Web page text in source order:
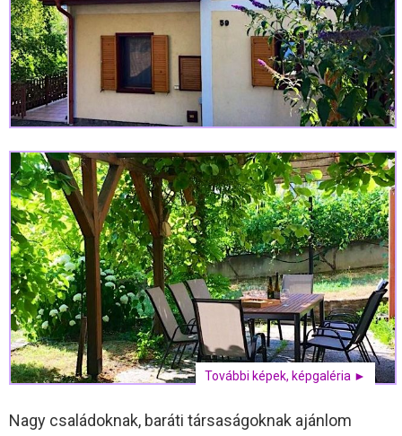
További képek, képgaléria ►
Nagy családoknak, baráti társaságoknak ajánlom